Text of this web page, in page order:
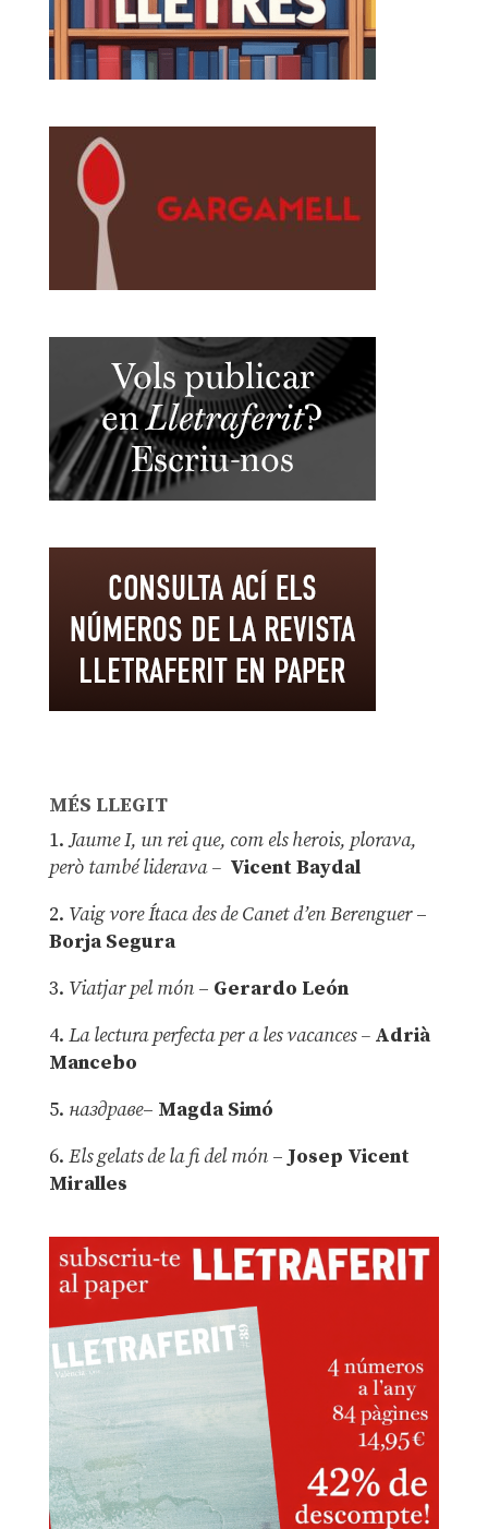
MÉS LLEGIT
1.Jaume I, un rei que, com els herois, plorava,
però també liderava – Vicent Baydal
2. Vaig vore Ítaca des de Canet d’en Berenguer–
Borja Segura
3. Viatjar pel món – Gerardo León
4. La lectura perfecta per a les vacances –Adrià
Mancebo
5. наздраве– Magda Simó
6. Els gelats de la fi del món – Josep Vicent
Miralles